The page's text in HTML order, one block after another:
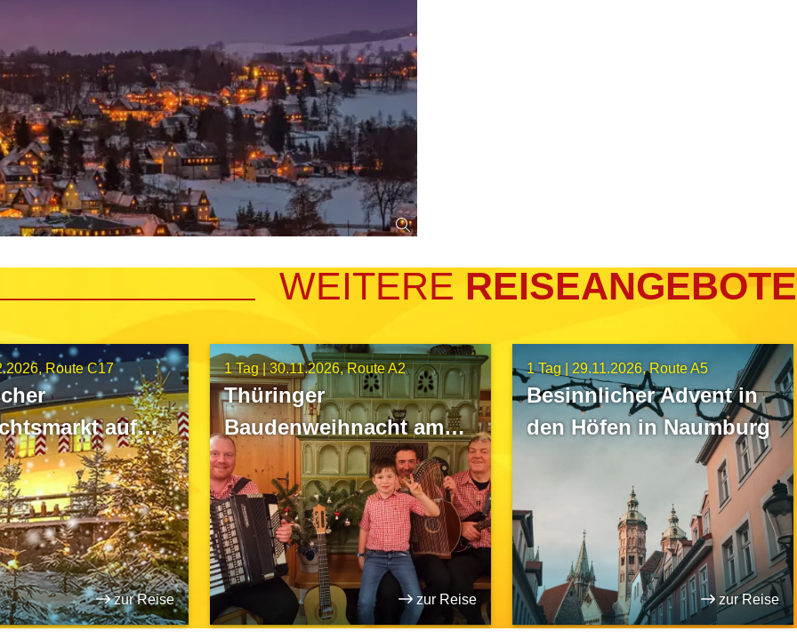
WEITERE REISEANGEBOTE
1 Tag | 29.11.2026 Route A5
Besinnlicher Advent in
den Höfen in Naumburg
zur Reise
1 Tag |30.11.2026 Route A2
Thüringer
Baudenweihnacht am
Rennsteig
zur Reise
Route C17
auf
Guteneck
zur Reise